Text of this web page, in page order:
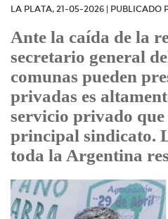
LA PLATA, 21-05-2026 | PUBLICADO
Ante la caída de la
secretario general
comunas pueden
privadas es
servicio privado que
principal sindicato.
toda la Argentina